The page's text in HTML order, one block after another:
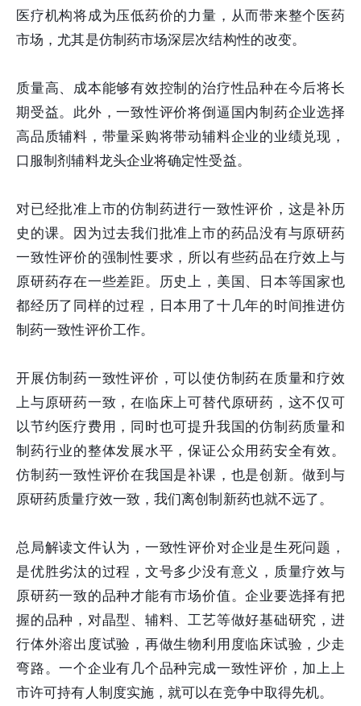
医疗机构将成为压低药价的力量，从而带来整个医药
市场，尤其是仿制药市场深层次结构性的改变。
质量高、成本能够有效控制的治疗性品种在今后将长
期受益。此外，一致性评价将倒逼国内制药企业选择
高品质辅料，带量采购将带动辅料企业的业绩兑现，
口服制剂辅料龙头企业将确定性受益。
对已经批准上市的仿制药进行一致性评价，这是补历
史的课。因为过去我们批准上市的药品没有与原研药
一致性评价的强制性要求，所以有些药品在疗效上与
原研药存在一些差距。历史上，美国、日本等国家也
都经历了同样的过程，日本用了十几年的时间推进仿
制药一致性评价工作。
开展仿制药一致性评价，可以使仿制药在质量和疗效
上与原研药一致，在临床上可替代原研药，这不仅可
以节约医疗费用，同时也可提升我国的仿制药质量和
制药行业的整体发展水平，保证公众用药安全有效。
仿制药一致性评价在我国是补课，也是创新。做到与
原研药质量疗效一致，我们离创制新药也就不远了。
总局解读文件认为，一致性评价对企业是生死问题，
是优胜劣汰的过程，文号多少没有意义，质量疗效与
原研药一致的品种才能有市场价值。企业要选择有把
握的品种，对晶型、辅料、工艺等做好基础研究，进
行体外溶出度试验，再做生物利用度临床试验，少走
弯路。一个企业有几个品种完成一致性评价，加上上
市许可持有人制度实施，就可以在竞争中取得先机。